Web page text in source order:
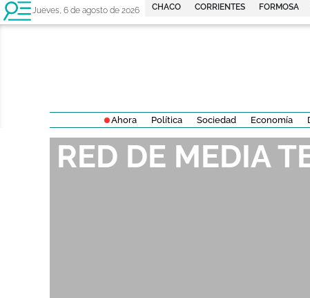
Jueves, 6 de agosto de 2026 CHACO CORRIENTES FORMOSA
Ahora Política Sociedad Economía
RED DE MEDIA